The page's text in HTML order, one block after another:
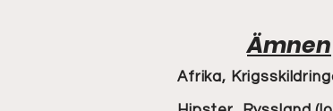
Ämnen
Afrika,